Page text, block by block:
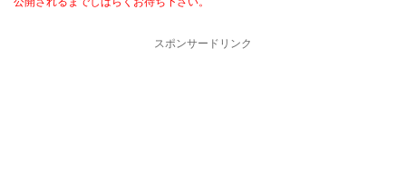
スポンサードリンク